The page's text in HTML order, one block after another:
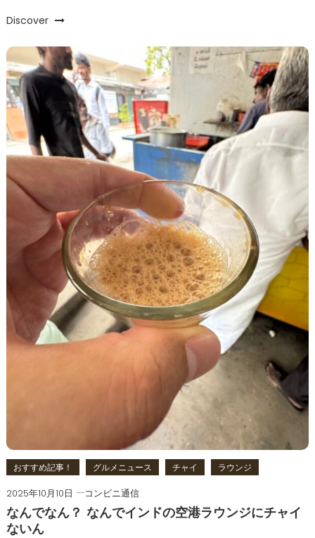
Discover
おすすめ記事！ グルメニュース チャイ ラウンジ
2025年10月10日
コンビニ通信
なんでなん？ なんでインドの空港ラウンジにチャイ
ないん